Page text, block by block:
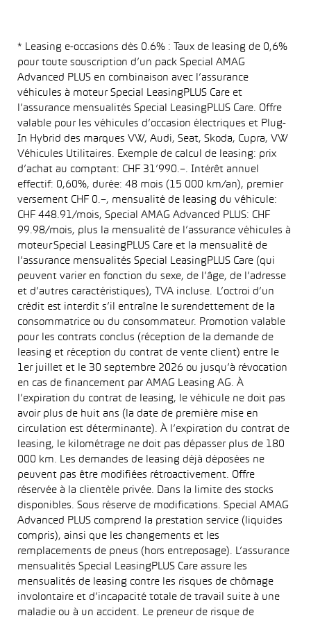
* Leasing e-occasions dès 0.6% : Taux de leasing de 0,6%
pour toute souscription d’un pack Special AMAG
Advanced PLUS en combinaison avec l’assurance
véhicules à moteur Special LeasingPLUS Care et
l’assurance mensualités Special LeasingPLUS Care. Offre
valable pour les véhicules d’occasion électriques et Plug-
In Hybrid des marques VW, Audi, Seat, Skoda, Cupra, VW
Véhicules Utilitaires. Exemple de calcul de leasing: prix
d’achat au comptant: CHF 31’990.–. Intérêt annuel
effectif: 0,60%, durée: 48 mois (15 000 km/an), premier
versement CHF 0.–, mensualité de leasing du véhicule:
CHF 448.91/mois, Special AMAG Advanced PLUS: CHF
99.98/mois, plus la mensualité de l’assurance véhicules à
moteur Special LeasingPLUS Care et la mensualité de
l’assurance mensualités Special LeasingPLUS Care (qui
peuvent varier en fonction du sexe, de l’âge, de l’adresse
et d’autres caractéristiques), TVA incluse. L’octroi d’un
crédit est interdit s’il entraîne le surendettement de la
consommatrice ou du consommateur. Promotion valable
pour les contrats conclus (réception de la demande de
leasing et réception du contrat de vente client) entre le
1er juillet et le 30 septembre 2026 ou jusqu’à révocation
en cas de financement par AMAG Leasing AG. À
l’expiration du contrat de leasing, le véhicule ne doit pas
avoir plus de huit ans (la date de première mise en
circulation est déterminante). À l’expiration du contrat de
leasing, le kilométrage ne doit pas dépasser plus de 180
000 km. Les demandes de leasing déjà déposées ne
peuvent pas être modifiées rétroactivement. Offre
réservée à la clientèle privée. Dans la limite des stocks
disponibles. Sous réserve de modifications. Special AMAG
Advanced PLUS comprend la prestation service (liquides
compris), ainsi que les changements et les
remplacements de pneus (hors entreposage). L’assurance
mensualités Special LeasingPLUS Care assure les
mensualités de leasing contre les risques de chômage
involontaire et d’incapacité totale de travail suite à une
maladie ou à un accident. Le preneur de risque de